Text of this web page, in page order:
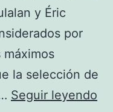
y Éric
por
la selección de
Seguir leyendo